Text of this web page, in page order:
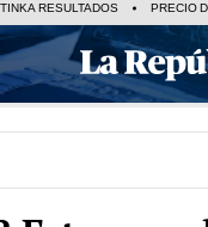
TINKA RESULTADOS PRECIO